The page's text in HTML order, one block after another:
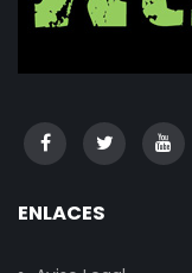
ENLACES